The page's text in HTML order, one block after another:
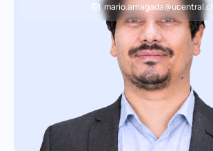
mario.arriagada@ucentral.cl